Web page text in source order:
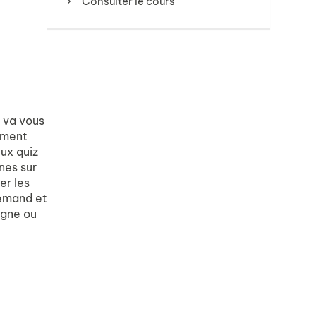
vous
quiz
sur
les
et
ou